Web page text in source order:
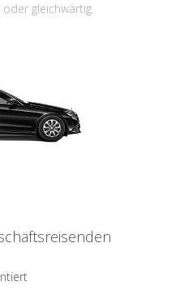
oder gleichwärtig